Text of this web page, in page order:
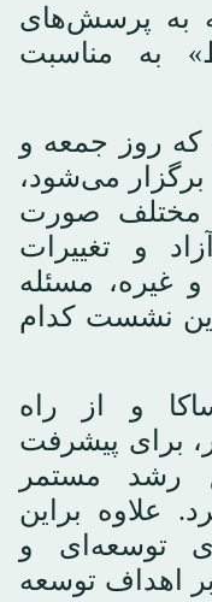
به پرسش‌های
به مناسبت
روز جمعه و
برگزار می‌شود،
مختلف صورت
و تغییرات
غیره، مسئله
نشست کدام
و از راه
برای پیشرفت
رشد مستمر
علاوه براین
توسعه‌ای و
اهداف توسعه